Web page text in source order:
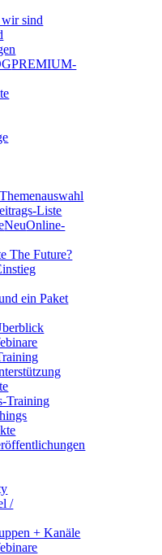
sind
PREMIUM-
Liste
NeuOnline-
The Future?
ein Paket
Training
/
+ Kanäle